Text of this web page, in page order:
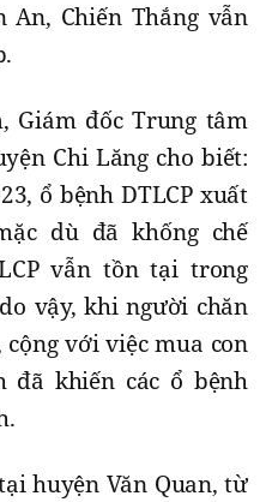
An, Chiến Thắng vẫn
Giám đốc Trung tâm
Chi Lăng cho biết:
ổ bệnh DTLCP xuất
dù đã khống chế
vẫn tồn tại trong
vậy, khi người chăn
với việc mua con
đã khiến các ổ bệnh
huyện Văn Quan, từ